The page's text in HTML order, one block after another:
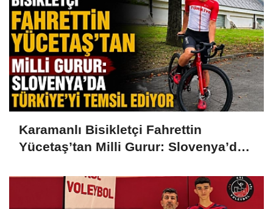
Karamanlı Bisikletçi Fahrettin
Yücetaş’tan Milli Gurur: Slovenya’da